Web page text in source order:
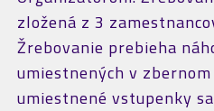
zložená z 3
Žrebovanie prebieha
umiestnených v
umiestnené vstupenky